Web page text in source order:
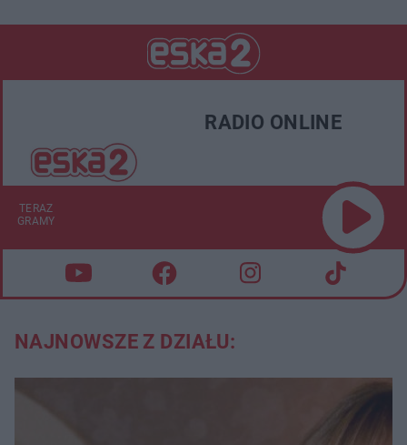
RADIO ONLINE
TERAZ
GRAMY
NAJNOWSZE Z DZIAŁU: